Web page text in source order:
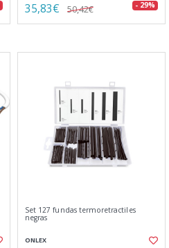
35,83€ 50,42€ - 29%
Set 127 fundas termoretractiles
negras
ONLEX